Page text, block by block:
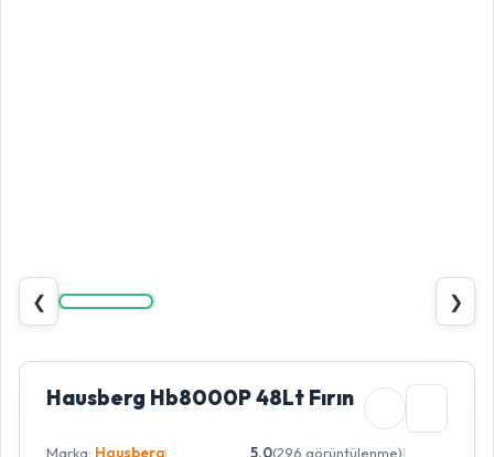
❮ ❯
Hausberg Hb8000P 48Lt Fırın
Marka: Hausberg| 5.0(296 görüntülenme)|